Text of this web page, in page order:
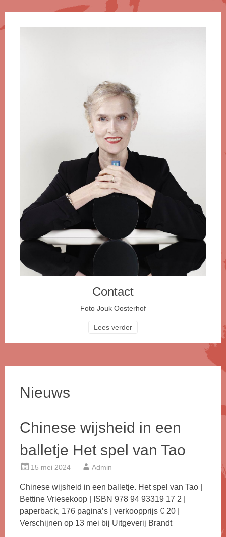
Contact
Foto Jouk Oosterhof
Lees verder
Nieuws
Chinese wijsheid in een
balletje Het spel van Tao
15 mei 2024 Admin
Chinese wijsheid in een balletje. Het spel van Tao |
Bettine Vriesekoop | ISBN 978 94 93319 17 2 |
paperback, 176 pagina’s | verkoopprijs € 20 |
Verschijnen op 13 mei bij Uitgeverij Brandt